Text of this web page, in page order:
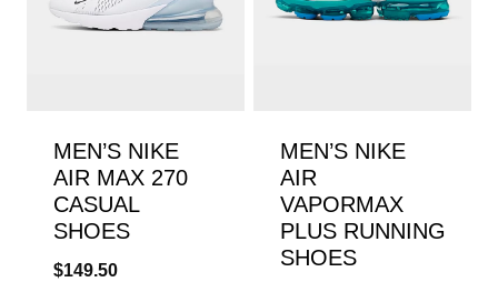
MEN’S NIKE
AIR MAX 270
CASUAL
SHOES
$149.50
MEN’S NIKE
AIR
VAPORMAX
PLUS RUNNING
SHOES